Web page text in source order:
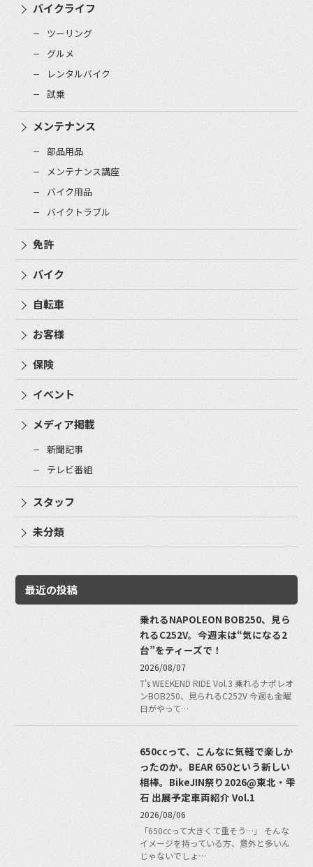
バイクライフ
ツーリング
グルメ
レンタルバイク
試乗
メンテナンス
部品用品
メンテナンス講座
バイク用品
バイクトラブル
免許
バイク
自転車
お客様
保険
イベント
メディア掲載
新聞記事
テレビ番組
スタッフ
未分類
最近の投稿
乗れるNAPOLEON BOB250、見ら
れるC252V。今週末は“気になる2
台”をティーズで！
2026/08/07
T's WEEKEND RIDE Vol.3 乗れるナポレオ
ンBOB250、見られるC252V 今週も金曜
日がやって…
650ccって、こんなに気軽で楽しか
ったのか。BEAR 650という新しい
相棒。BikeJIN祭り2026@東北・雫
石 出展予定車両紹介 Vol.1
2026/08/06
「650ccって大きくて重そう…」 そんな
イメージを持っている方、意外と多いん
じゃないでしょ…